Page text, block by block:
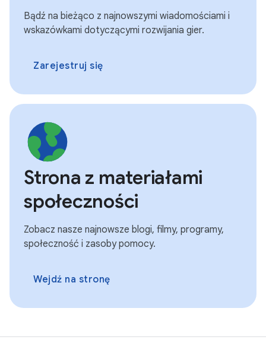
Bądź na bieżąco z najnowszymi wiadomościami i
wskazówkami dotyczącymi rozwijania gier.
Zarejestruj się
Strona z materiałami
społeczności
Zobacz nasze najnowsze blogi, filmy, programy,
społeczność i zasoby pomocy.
Wejdź na stronę